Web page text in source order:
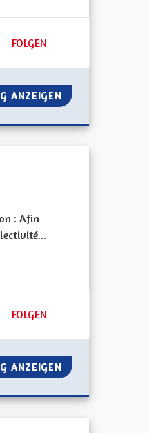
LES ÉLUS ALSACIENS
49 FOLLOWER
FOLGEN
UN MODÈLE
ANZEIGEN UN MODÈLE
ET LES ALSACIENNES
: Afin
50 FOLLOWER
FOLGEN
UN PARTENAIRE AVEC SES
ANZEIGEN UN PARTENAIRE